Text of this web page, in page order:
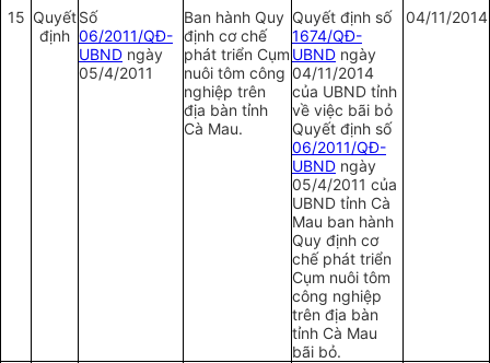
15 Quyết
định
Số
06/2011/QĐ-
UBND ngày
05/4/2011
Ban hành Quy
định cơ chế
phát triển Cụm
nuôi tôm công
nghiệp trên
địa bàn tỉnh
Cà Mau.
Quyết định số
1674/QĐ-
UBND ngày
04/11/2014
của UBND tỉnh
về việc bãi bỏ
Quyết định số
06/2011/QĐ-
UBND ngày
05/4/2011 của
UBND tỉnh Cà
Mau ban hành
Quy định cơ
chế phát triển
Cụm nuôi tôm
công nghiệp
trên địa bàn
tỉnh Cà Mau
bãi bỏ.
04/11/2014